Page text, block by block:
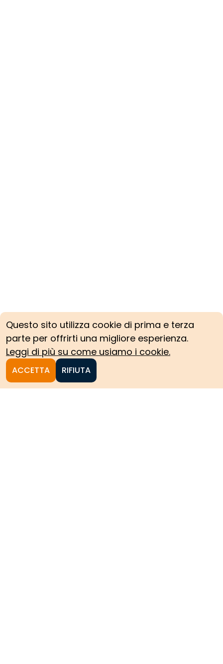
Questo sito utilizza cookie di prima e terza
parte per offrirti una migliore esperienza.
Leggi di più su come usiamo i cookie.
ACCETTA RIFIUTA